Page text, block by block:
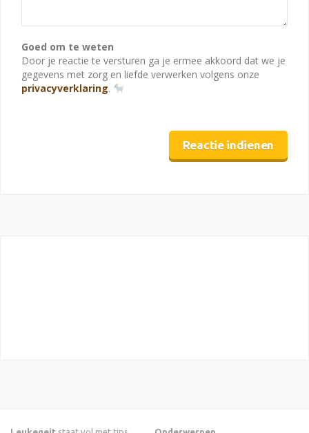
Goed om te weten
Door je reactie te versturen ga je ermee akkoord dat we je
gegevens met zorg en liefde verwerken volgens onze
privacyverklaring.